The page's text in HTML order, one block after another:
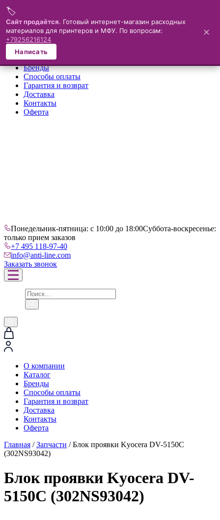
Меню
×
О компании
Каталог
Бренды
Способы оплаты
Гарантия и возврат
Доставка
Контакты
Оферта
Понедельник-пятница: с 10:00 до 18:00Суббота-воскресенье:
только прием заказов
+7 495 118-97-40
info@anti-line.com
Заказать звонок
О компании
Каталог
Бренды
Способы оплаты
Гарантия и возврат
Доставка
Контакты
Оферта
Главная /Запчасти / Блок проявки Kyocera DV-5150C
(302NS93042)
Блок проявки Kyocera DV-
5150C (302NS93042)
🏷️
Сайт продаётся. Готовый интернет-магазин расходных
материалов для принтеров и МФУ. По вопросам:
+79256216124
Написать
✕